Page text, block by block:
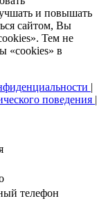
и повышать
сайтом, Вы
Тем не
«cookies» в
|
поведения |
телефон